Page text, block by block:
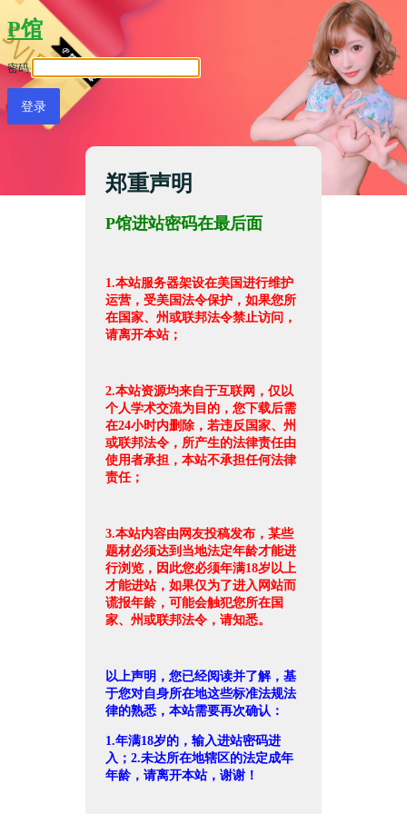
P馆
密码
郑重声明
P馆进站密码在最后面
1.本站服务器架设在美国进行维护
运营，受美国法令保护，如果您所
在国家、州或联邦法令禁止访问，
请离开本站；
2.本站资源均来自于互联网，仅以
个人学术交流为目的，您下载后需
在24小时内删除，若违反国家、州
或联邦法令，所产生的法律责任由
使用者承担，本站不承担任何法律
责任；
3.本站内容由网友投稿发布，某些
题材必须达到当地法定年龄才能进
行浏览，因此您必须年满18岁以上
才能进站，如果仅为了进入网站而
谎报年龄，可能会触犯您所在国
家、州或联邦法令，请知悉。
以上声明，您已经阅读并了解，基
于您对自身所在地这些标准法规法
律的熟悉，本站需要再次确认：
1.年满18岁的，输入进站密码进
入；2.未达所在地辖区的法定成年
年龄，请离开本站，谢谢！